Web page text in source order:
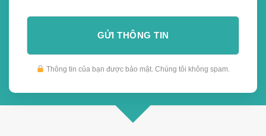
Thông tin của bạn được bảo mật. Chúng tôi không spam.